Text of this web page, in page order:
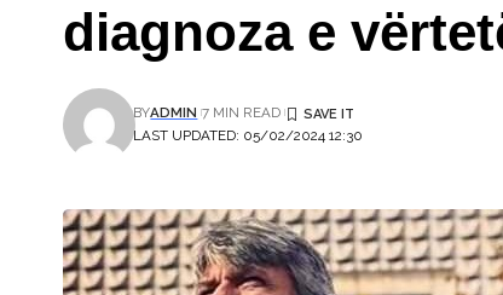
diagnoza e
LAST UPDATED: 05/02/2024 12:30
BYADMIN 7 MIN READ